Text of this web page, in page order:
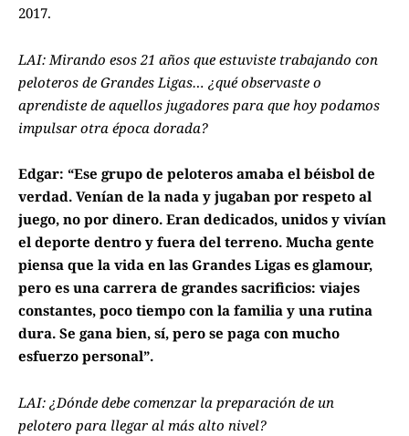
2017.
LAI: Mirando esos 21 años que estuviste trabajando con
peloteros de Grandes Ligas… ¿qué observaste o
aprendiste de aquellos jugadores para que hoy podamos
impulsar otra época dorada?
Edgar: “Ese grupo de peloteros amaba el béisbol de
verdad. Venían de la nada y jugaban por respeto al
juego, no por dinero. Eran dedicados, unidos y vivían
el deporte dentro y fuera del terreno. Mucha gente
piensa que la vida en las Grandes Ligas es glamour,
pero es una carrera de grandes sacrificios: viajes
constantes, poco tiempo con la familia y una rutina
dura. Se gana bien, sí, pero se paga con mucho
esfuerzo personal”.
LAI: ¿Dónde debe comenzar la preparación de un
pelotero para llegar al más alto nivel?